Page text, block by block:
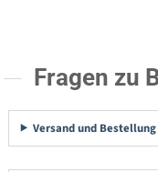
Fragen zu
Versand und Bestellung